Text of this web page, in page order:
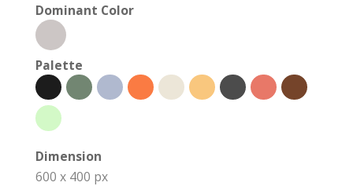
Dominant Color
Palette
Dimension
600 x 400 px